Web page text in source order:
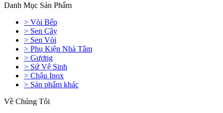
Danh Mục Sản Phẩm
> Vòi Bếp
> Sen Cây
> Sen Vòi
> Phụ Kiện Nhà Tắm
> Gương
> Sứ Vệ Sinh
> Chậu Inox
> Sản phẩm khác
Về Chúng Tôi